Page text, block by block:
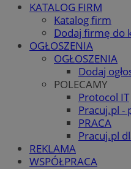
KATALOG FIRM
Katalog firm
Dodaj firmę do
OGŁOSZENIA
OGŁOSZENIA
Dodaj
POLECAMY
Protocol IT
Pracuj.pl -
PRACA
Pracuj.pl
REKLAMA
WSPÓŁPRACA